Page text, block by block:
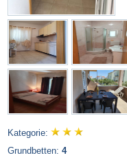
Kategorie:
Grundbetten: 4